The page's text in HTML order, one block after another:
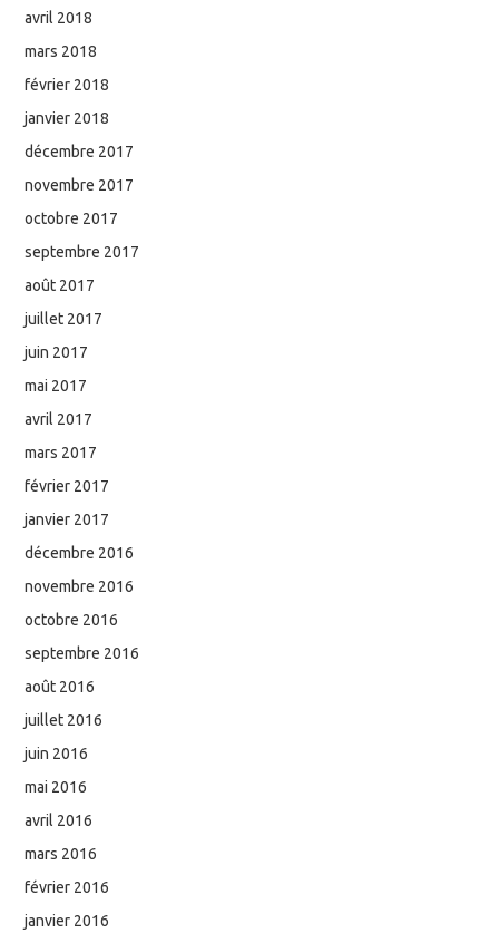
avril 2018
mars 2018
février 2018
janvier 2018
décembre 2017
novembre 2017
octobre 2017
septembre 2017
août 2017
juillet 2017
juin 2017
mai 2017
avril 2017
mars 2017
février 2017
janvier 2017
décembre 2016
novembre 2016
octobre 2016
septembre 2016
août 2016
juillet 2016
juin 2016
mai 2016
avril 2016
mars 2016
février 2016
janvier 2016